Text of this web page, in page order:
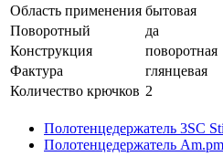
Область применения бытовая
Поворотный
да
Конструкция
поворотная
Фактура
глянцевая
Количество крючков 2
Полотенцедержатель 3SC
Полотенцедержатель